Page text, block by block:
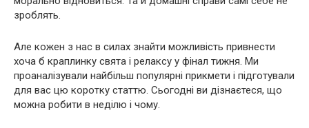
зроблять.
Але кожен з нас в силах знайти можливість привнести
хоча б краплинку свята і релаксу у фінал тижня. Ми
проаналізували найбільш популярні прикмети і підготували
для вас цю коротку статтю. Сьогодні ви дізнаєтеся, що
можна робити в неділю і чому.